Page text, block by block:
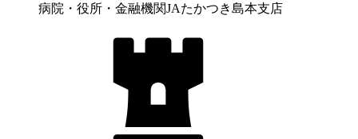
病院・役所・金融機関JAたかつき島本支店